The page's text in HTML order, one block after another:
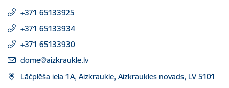
+371 65133925
+371 65133934
+371 65133930
E-pasts:
dome@aizkraukle.lv
Lāčplēša iela 1A, Aizkraukle, Aizkraukles novads, LV 5101